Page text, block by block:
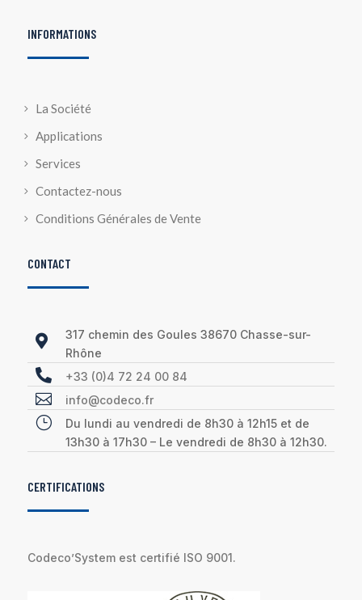
INFORMATIONS
La Société
Applications
Services
Contactez-nous
Conditions Générales de Vente
CONTACT

317 chemin des Goules 38670 Chasse-sur-
Rhône
 +33 (0)4 72 24 00 84
 info@codeco.fr
}
Du lundi au vendredi de 8h30 à 12h15 et de
13h30 à 17h30 – Le vendredi de 8h30 à 12h30.
CERTIFICATIONS
Codeco’System est certifié ISO 9001.